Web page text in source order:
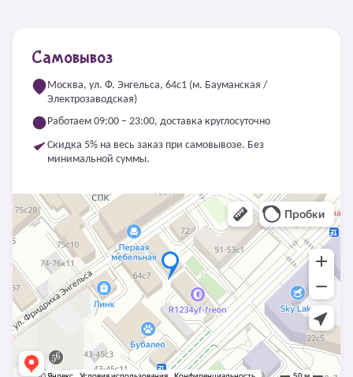
Самовывоз
Москва, ул. Ф. Энгельса, 64с1 (м. Бауманская /
Электрозаводская)
Работаем 09:00 – 23:00, доставка круглосуточно
Скидка 5% на весь заказ при самовывозе. Без
минимальной суммы.